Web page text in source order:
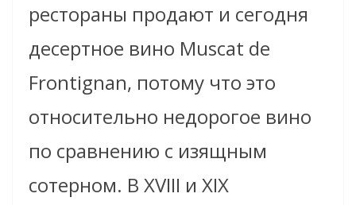
рестораны продают и сегодня
десертное вино Muscat de
Frontignan, потому что это
относительно недорогое вино
по сравнению с изящным
сотерном. В XVIII и XIX